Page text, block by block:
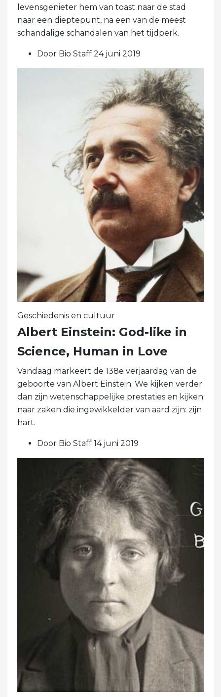
levensgenieter hem van toast naar de stad
naar een dieptepunt, na een van de meest
schandalige schandalen van het tijdperk.
Door Bio Staff 24 juni 2019
Geschiedenis en cultuur
Albert Einstein: God-like in
Science, Human in Love
Vandaag markeert de 138e verjaardag van de
geboorte van Albert Einstein. We kijken verder
dan zijn wetenschappelijke prestaties en kijken
naar zaken die ingewikkelder van aard zijn: zijn
hart.
Door Bio Staff 14 juni 2019